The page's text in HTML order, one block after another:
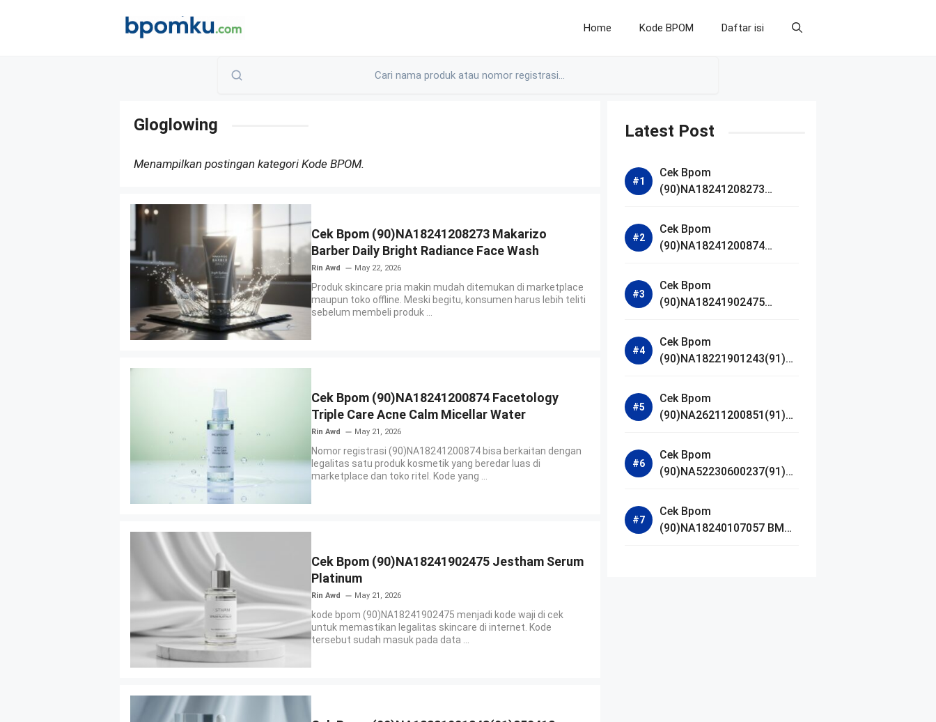
Home Kode BPOM Daftar isi
Gloglowing
Menampilkan postingan kategori Kode BPOM.
Cek Bpom (90)NA18241208273 Makarizo
Barber Daily Bright Radiance Face Wash
Rin Awd May 22, 2026
Produk skincare pria makin mudah ditemukan di marketplace
maupun toko offline. Meski begitu, konsumen harus lebih teliti
sebelum membeli produk ...
Cek Bpom (90)NA18241200874 Facetology
Triple Care Acne Calm Micellar Water
Rin Awd May 21, 2026
Nomor registrasi (90)NA18241200874 bisa berkaitan dengan
legalitas satu produk kosmetik yang beredar luas di
marketplace dan toko ritel. Kode yang ...
Cek Bpom (90)NA18241902475 Jestham Serum
Platinum
Rin Awd May 21, 2026
kode bpom (90)NA18241902475 menjadi kode waji di cek
untuk memastikan legalitas skincare di internet. Kode
tersebut sudah masuk pada data ...
Latest Post
Cek Bpom
(90)NA18241208273
Bright Radiance Face
Wash
Cek Bpom
(90)NA18241200874
Acne Calm Micellar Water
Cek Bpom
(90)NA18241902475
Cek Bpom
(90)NA18221901243(91)25
Serum
Cek Bpom
(90)NA26211200851(91)24
Madagascar Centella
Ampoule Foam
Cek Bpom
(90)NA52230600237(91)09
De Parfum
Cek Bpom
(90)NA18240107057 BMG